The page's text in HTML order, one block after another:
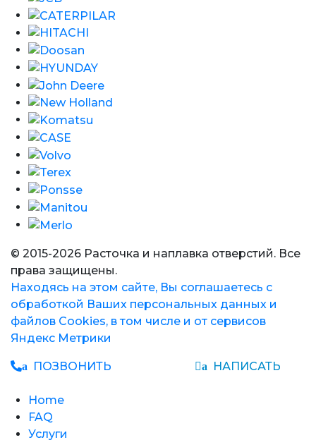
© 2015-2026 Расточка и наплавка отверстий. Все
права защищены.
Находясь на этом сайте, Вы соглашаетесь с
обработкой Ваших персональных данных и
файлов Cookies, в том числе и от сервисов
Яндекс Метрики
a ПОЗВОНИТЬ a НАПИСАТЬ
Home
FAQ
Услуги